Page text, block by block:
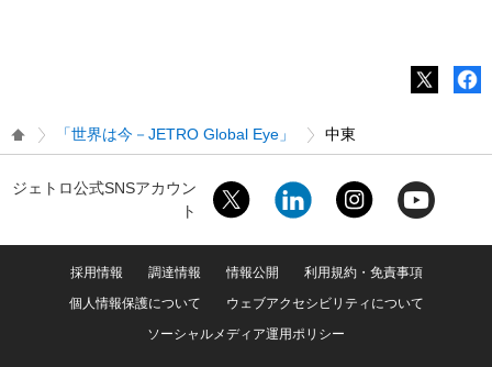
「世界は今－JETRO Global Eye」 中東
ジェトロ公式SNSアカウン
ト
採用情報 調達情報 情報公開
利用規約・免責事項
個人情報保護について
ウェブアクセシビリティについて
ソーシャルメディア運用ポリシー